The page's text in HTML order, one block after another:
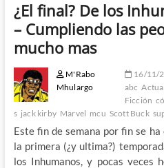
¿El final? De los
– Cumpliendo las
mucho mas
M'Rabo
Mhulargo
16/11/
abc
Ficción
s jack kirby Marvel mcu Scott Buck
Este fin de semana por fin se
la primera (¿y ultima?)
los Inhumanos, y pocas veces